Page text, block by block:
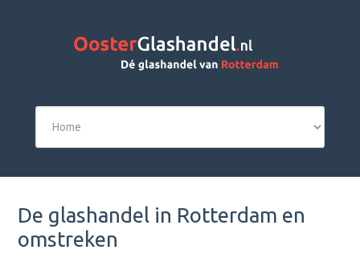
De glashandel in Rotterdam en
omstreken